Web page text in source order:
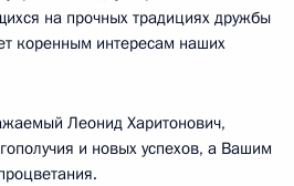
на прочных традициях дружбы
коренным интересам наших
Леонид Харитонович,
и новых успехов, а Вашим